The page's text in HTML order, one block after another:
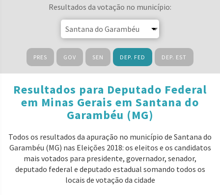
Resultados da votação no município:
PRES GOV SEN DEP. FED DEP. EST
Resultados para Deputado Federal
em Minas Gerais em Santana do
Garambéu (MG)
Todos os resultados da apuração no município de Santana do
Garambéu (MG) nas Eleições 2018: os eleitos e os candidatos
mais votados para presidente, governador, senador,
deputado federal e deputado estadual somando todos os
locais de votação da cidade